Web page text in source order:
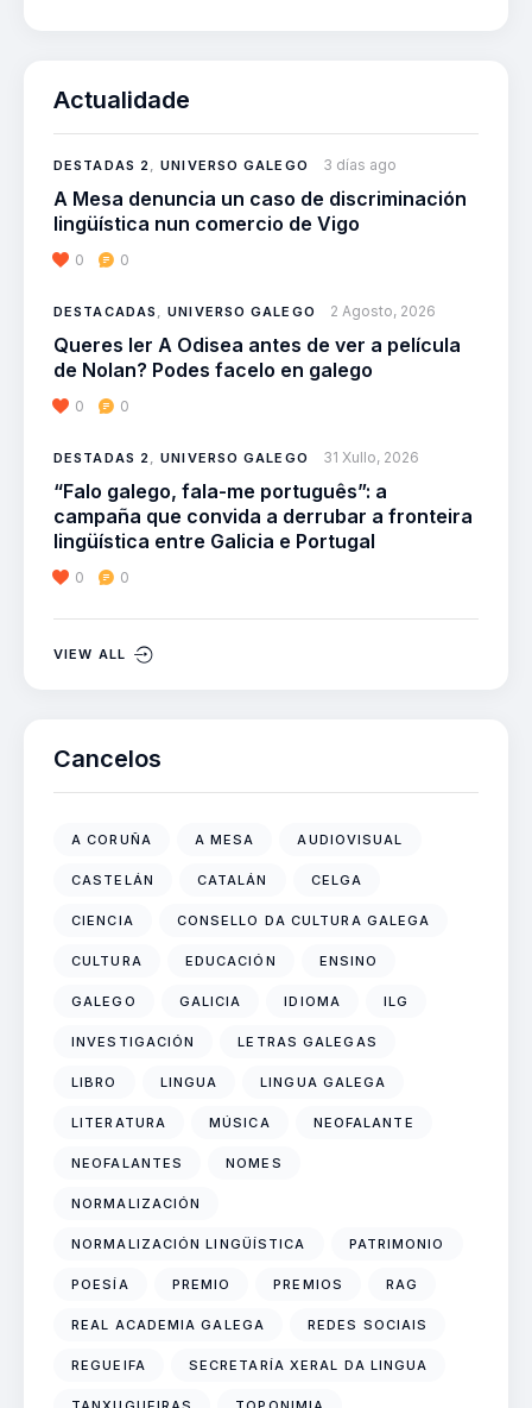
Actualidade
DESTADAS 2,UNIVERSO GALEGO 3 días ago
A Mesa denuncia un caso de discriminación
lingüística nun comercio de Vigo
0 0
DESTACADAS ,UNIVERSO GALEGO 2 Agosto, 2026
Queres ler A Odisea antes de ver a película
de Nolan? Podes facelo en galego
0 0
DESTADAS 2,UNIVERSO GALEGO 31 Xullo, 2026
“Falo galego, fala-me português”: a
campaña que convida a derrubar a fronteira
lingüística entre Galicia e Portugal
0 0
VIEW ALL
Cancelos
A CORUÑA A MESA AUDIOVISUAL
CASTELÁN CATALÁN CELGA
CIENCIA CONSELLO DA CULTURA GALEGA
CULTURA EDUCACIÓN ENSINO
GALEGO GALICIA IDIOMA ILG
INVESTIGACIÓN LETRAS GALEGAS
LIBRO LINGUA LINGUA GALEGA
LITERATURA MÚSICA NEOFALANTE
NEOFALANTES NOMES
NORMALIZACIÓN
NORMALIZACIÓN LINGÜÍSTICA PATRIMONIO
POESÍA PREMIO PREMIOS RAG
REAL ACADEMIA GALEGA REDES SOCIAIS
REGUEIFA SECRETARÍA XERAL DA LINGUA